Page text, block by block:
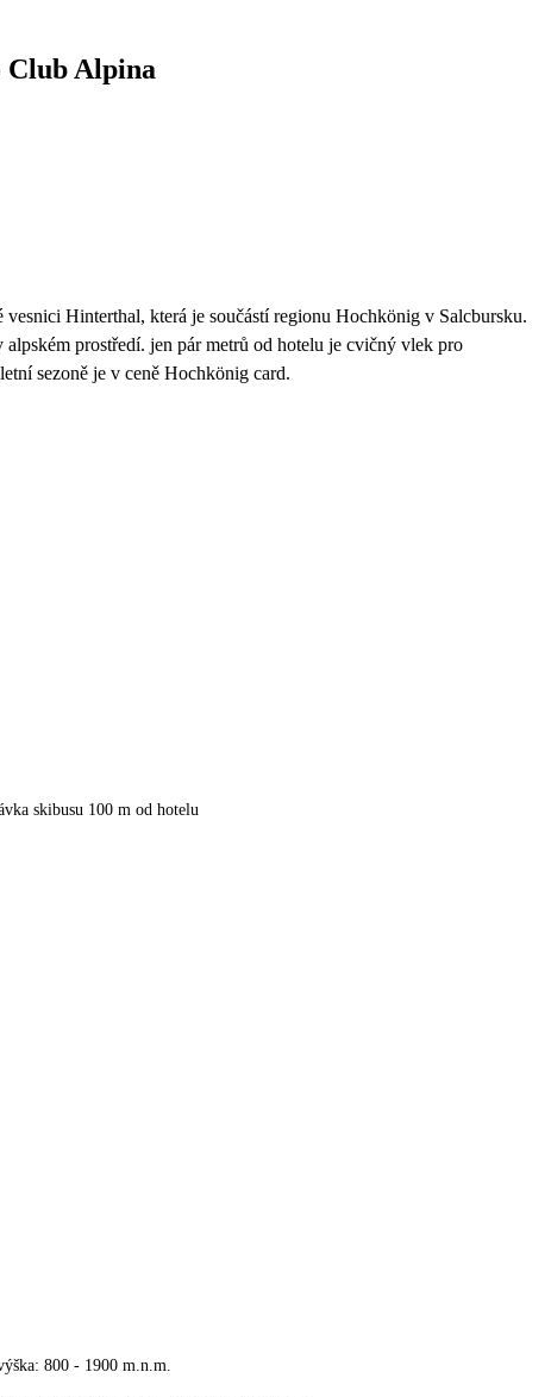
Club Alpina
Hinterthal, která je součástí regionu Hochkönig v Salcbursku.
prostředí. jen pár metrů od hotelu je cvičný vlek pro
sezoně je v ceně Hochkönig card.
skibusu 100 m od hotelu
800 - 1900 m.n.m.